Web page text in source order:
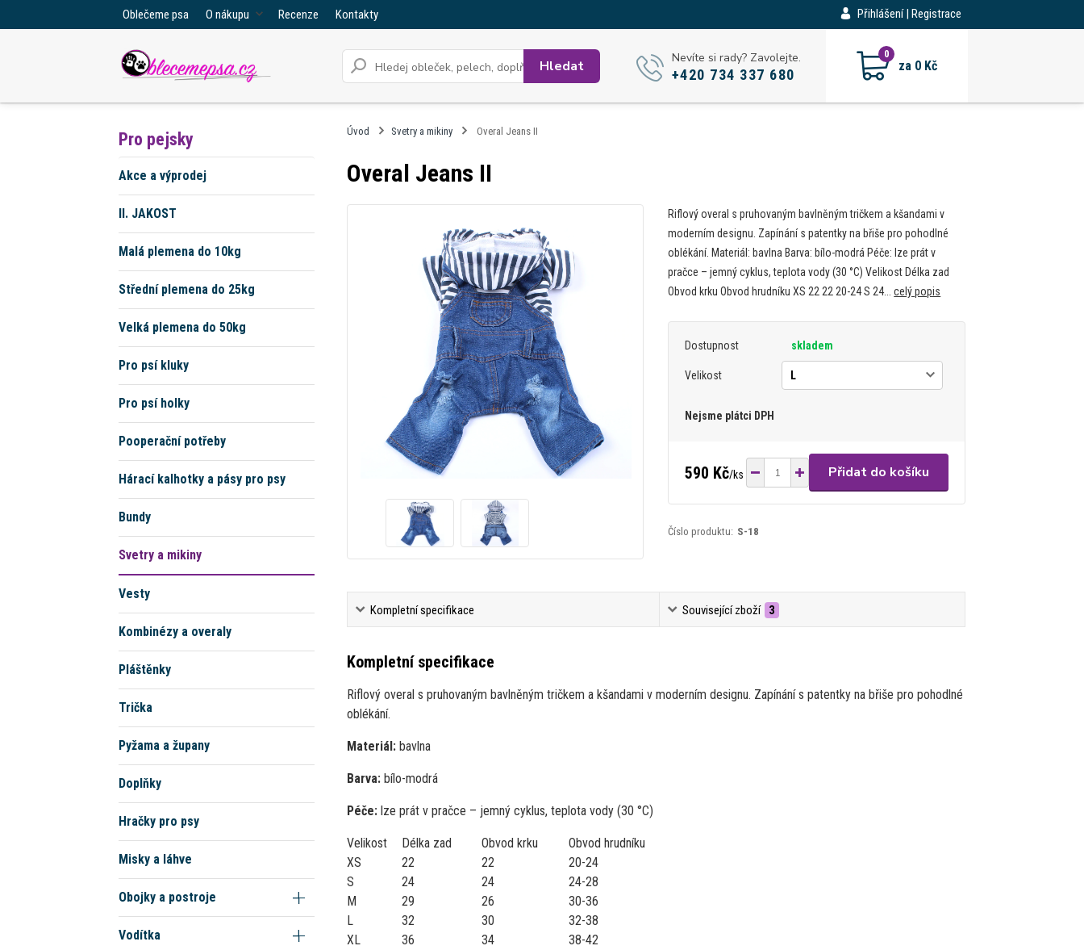
Oblečeme psa O nákupu Recenze Kontakty Přihlášení | Registrace
Hledat Nevíte si rady? Zavolejte.
+420 734 337 680
0
za 0 Kč
Pro pejsky
Akce a výprodej
II. JAKOST
Malá plemena do 10kg
Střední plemena do 25kg
Velká plemena do 50kg
Pro psí kluky
Pro psí holky
Pooperační potřeby
Hárací kalhotky a pásy pro psy
Bundy
Svetry a mikiny
Vesty
Kombinézy a overaly
Pláštěnky
Trička
Pyžama a župany
Doplňky
Hračky pro psy
Misky a láhve
Obojky a postroje
Vodítka
Úvod Svetry a mikiny Overal Jeans II
Overal Jeans II
Riflový overal s pruhovaným bavlněným tričkem a kšandami v
moderním designu. Zapínání s patentky na břiše pro pohodlné
oblékání. Materiál: bavlna Barva: bílo-modrá Péče: lze prát v
pračce – jemný cyklus, teplota vody (30 °C) Velikost Délka zad
Obvod krku Obvod hrudníku XS 22 22 20-24 S 24...celý popis
Dostupnost skladem
Velikost
Nejsme plátci DPH
590 Kč/ks Přidat do košíku
Číslo produktu: S-18
Kompletní specifikace Související zboží 3
Kompletní specifikace
Riflový overal s pruhovaným bavlněným tričkem a kšandami v moderním designu. Zapínání s patentky na břiše pro pohodlné
oblékání.
Materiál: bavlna
Barva:bílo-modrá
Péče:lze prát v pračce – jemný cyklus, teplota vody (30 °C)
Velikost Délka zad Obvod krku
Obvod hrudníku
XS
22 22
20-24
S
24 24
24-28
M
29 26
30-36
L
32 30
32-38
XL
36 34
38-42